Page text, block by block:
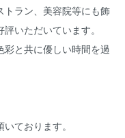
トラン、美容院等にも飾
いただいています。
と共に優しい時間を過
ております。